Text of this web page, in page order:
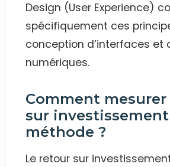
Design (User Experience)
spécifiquement ces
conception d’interfaces et
numériques.
Comment
sur
méthode ?
Le retour sur